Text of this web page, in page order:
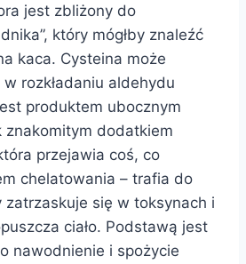
jest zbliżony do
który mógłby znaleźć
kaca. Cysteina może
rozkładaniu aldehydu
produktem ubocznym
znakomitym dodatkiem
przejawia coś, co
chelatowania – trafia do
zatrzaskuje się w toksynach i
ciało. Podstawą jest
nawodnienie i spożycie